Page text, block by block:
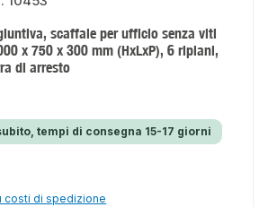
scaffale per ufficio senza viti
x 750 x 300 mm (HxLxP), 6 ripiani,
di arresto
tempi di consegna 15-17 giorni
costi di spedizione